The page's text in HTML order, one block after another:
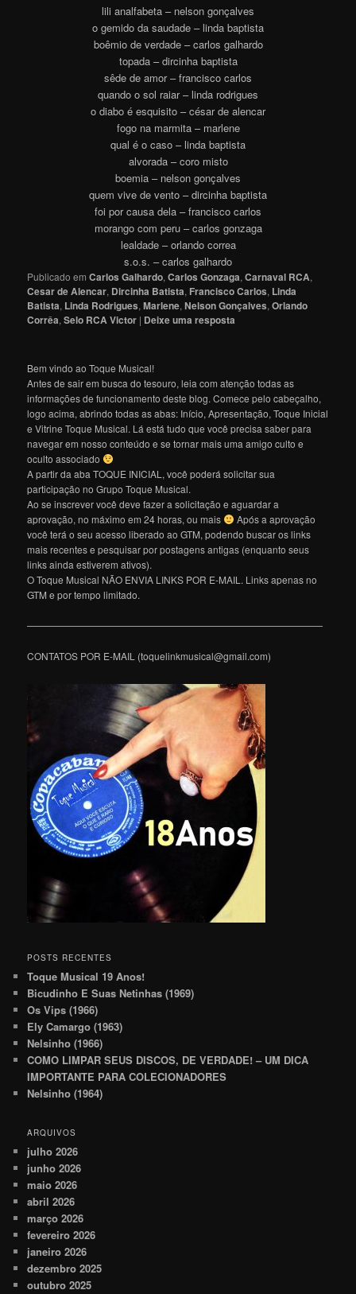
lili analfabeta – nelson gonçalves
o gemido da saudade – linda baptista
boêmio de verdade – carlos galhardo
topada – dircinha baptista
sêde de amor – francisco carlos
quando o sol raiar – linda rodrigues
o diabo é esquisito – césar de alencar
fogo na marmita – marlene
qual é o caso – linda baptista
alvorada – coro misto
boemia – nelson gonçalves
quem vive de vento – dircinha baptista
foi por causa dela – francisco carlos
morango com peru – carlos gonzaga
lealdade – orlando correa
s.o.s. – carlos galhardo
Publicado em Carlos Galhardo,Carlos Gonzaga,Carnaval RCA,
Cesar de Alencar, Dircinha Batista, Francisco Carlos, Linda
Batista, Linda Rodrigues,Marlene,Nelson Gonçalves,Orlando
Corrêa,Selo RCA Victor | Deixe uma resposta
Bem vindo ao Toque Musical!
Antes de sair em busca do tesouro, leia com atenção todas as
informações de funcionamento deste blog. Comece pelo cabeçalho,
logo acima, abrindo todas as abas: Início, Apresentação, Toque Inicial
e Vitrine Toque Musical. Lá está tudo que você precisa saber para
navegar em nosso conteúdo e se tornar mais uma amigo culto e
oculto associado
A partir da aba TOQUE INICIAL, você poderá solicitar sua
participação no Grupo Toque Musical.
Ao se inscrever você deve fazer a solicitação e aguardar a
aprovação, no máximo em 24 horas, ou mais
Após a aprovação
você terá o seu acesso liberado ao GTM, podendo buscar os links
mais recentes e pesquisar por postagens antigas (enquanto seus
links ainda estiverem ativos).
O Toque Musical NÃO ENVIA LINKS POR E-MAIL. Links apenas no
GTM e por tempo limitado.
———————————————————————————————
CONTATOS POR E-MAIL (toquelinkmusical@gmail.com)
POSTS RECENTES
Toque Musical 19 Anos!
Bicudinho E Suas Netinhas (1969)
Os Vips (1966)
Ely Camargo (1963)
Nelsinho (1966)
COMO LIMPAR SEUS DISCOS, DE VERDADE! – UM DICA
IMPORTANTE PARA COLECIONADORES
Nelsinho (1964)
ARQUIVOS
julho 2026
junho 2026
maio 2026
abril 2026
março 2026
fevereiro 2026
janeiro 2026
dezembro 2025
outubro 2025